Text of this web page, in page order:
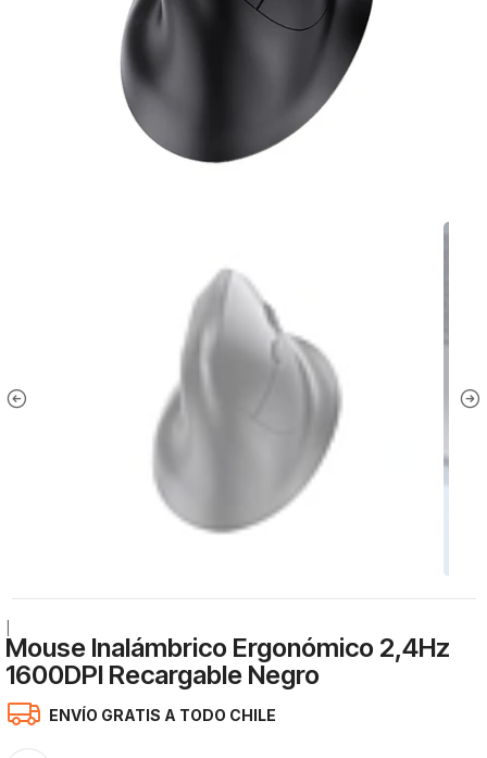
Mouse Inalámbrico Ergonómico 2,4Hz
1600DPI Recargable Negro
ENVÍO GRATIS A TODO CHILE